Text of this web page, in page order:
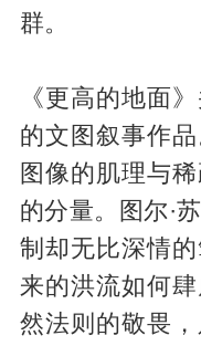
群。
《更高的地面
的文图叙事作
图像的肌理与
的分量。图尔·
制却无比深情
来的洪流如何
然法则的敬畏